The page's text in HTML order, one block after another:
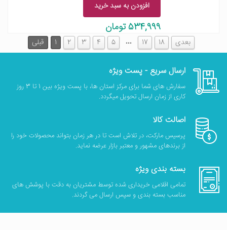
افزودن به سبد خرید
534,999 تومان
قبلی 1 2 3 4 5 … 17 18 بعدی
ارسال سریع - پست ویژه
سفارش های شما برای مرکز استان ها، با پست ویژه بین 1 تا 3 روز
کاری از زمان ارسال تحویل میگردد.
اصالت کالا
پرسیس مارکت، در تلاش است تا در هر زمان بتواند محصولات خود را
از برندهای مشهور و معتبر بازار عرضه نماید.
بسته بندی ویژه
تمامی اقلامی خریداری شده توسط مشتریان به دقت با پوشش های
مناسب بسته بندی و سپس ارسال می گردند.